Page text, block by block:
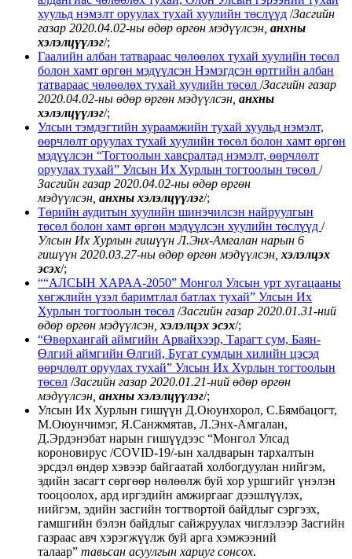
хуульд нэмэлт оруулах тухай хуулийн төслүүд /Засгийн
газар 2020.04.02-ны өдөр өргөн мэдүүлсэн, анхны
хэлэлцүүлэг/;
Гаалийн албан татвараас чөлөөлөх тухай хуулийн төсөл
болон хамт өргөн мэдүүлсэн Нэмэгдсэн өртгийн албан
татвараас чөлөөлөх тухай хуулийн төсөл /Засгийн газар
2020.04.02-ны өдөр өргөн мэдүүлсэн, анхны
хэлэлцүүлэг/;
Улсын тэмдэгтийн хураамжийн тухай хуульд нэмэлт,
өөрчлөлт оруулах тухай хуулийн төсөл болон хамт өргөн
мэдүүлсэн “Тогтоолын хавсралтад нэмэлт, өөрчлөлт
оруулах тухай” Улсын Их Хурлын тогтоолын төсөл /
Засгийн газар 2020.04.02-ны өдөр өргөн
мэдүүлсэн, анхны хэлэлцүүлэг/;
Төрийн аудитын хуулийн шинэчилсэн найруулгын
төсөл болон хамт өргөн мэдүүлсэн хуулийн төслүүд /
Улсын Их Хурлын гишүүн Л.Энх-Амгалан нарын 6
гишүүн 2020.03.27-ны өдөр өргөн мэдүүлсэн, хэлэлцэх
эсэх/;
““АЛСЫН ХАРАА-2050” Монгол Улсын урт хугацааны
хөгжлийн үзэл баримтлал батлах тухай” Улсын Их
Хурлын тогтоолын төсөл /Засгийн газар 2020.01.31-ний
өдөр өргөн мэдүүлсэн, хэлэлцэх эсэх/;
“Өвөрхангай аймгийн Арвайхээр, Тарагт сум, Баян-
Өлгий аймгийн Өлгий, Бугат сумдын хилийн цэсэд
өөрчлөлт оруулах тухай” Улсын Их Хурлын тогтоолын
төсөл /Засгийн газар 2020.01.21-ний өдөр өргөн
мэдүүлсэн, анхны хэлэлцүүлэг/;
Улсын Их Хурлын гишүүн Д.Оюунхорол, С.Бямбацогт,
М.Оюунчимэг, Я.Санжмятав, Л.Энх-Амгалан,
Д.Эрдэнэбат нарын гишүүдээс “Монгол Улсад
короновирус /СОVID-19/-ын халдварын тархалтын
эрсдэл өндөр хэвээр байгаатай холбогдуулан нийгэм,
эдийн засагт сөргөөр нөлөөлж буй хор уршгийг үнэлэн
тооцоолох, ард иргэдийн амжиргааг дээшлүүлэх,
нийгэм, эдийн засгийн тогтвортой байдлыг сэргээх,
гамшгийн бэлэн байдлыг сайжруулах чиглэлээр Засгийн
газраас авч хэрэгжүүлж буй арга хэмжээний
талаар” тавьсан асуулгын хариуг сонсох.